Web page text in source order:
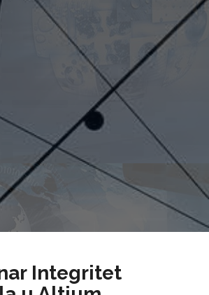
Integritet